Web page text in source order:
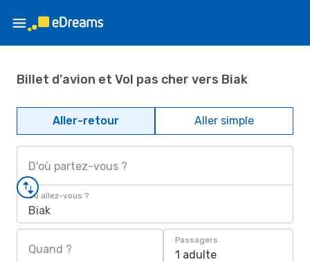
Billet d'avion et Vol pas cher vers Biak
Aller-retour Aller simple
D'où partez-vous ?
Où allez-vous ?
Biak
Quand ?
Passagers
1 adulte